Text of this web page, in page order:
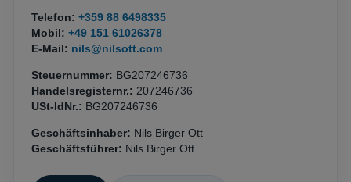
Telefon: +359 88 6498335
Mobil: +49 151 61026378
E-Mail: nils@nilsott.com
Steuernummer: BG207246736
Handelsregisternr.: 207246736
USt-IdNr.: BG207246736
Geschäftsinhaber: Nils Birger Ott
Geschäftsführer: Nils Birger Ott